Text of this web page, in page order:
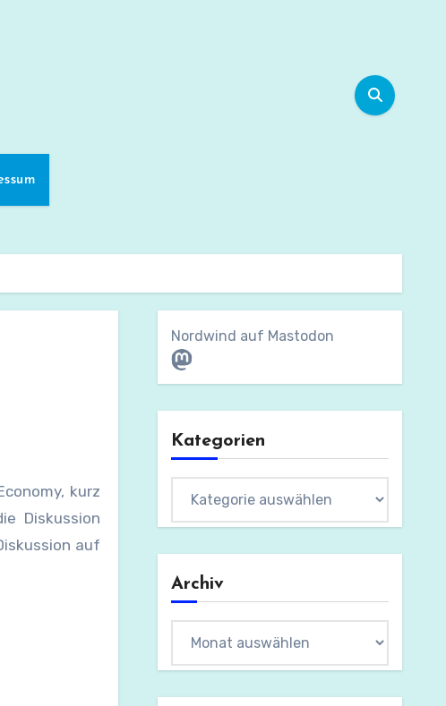
kurz
Diskussion
auf
Nordwind auf Mastodon
Mastodon
Kategorien
Archiv